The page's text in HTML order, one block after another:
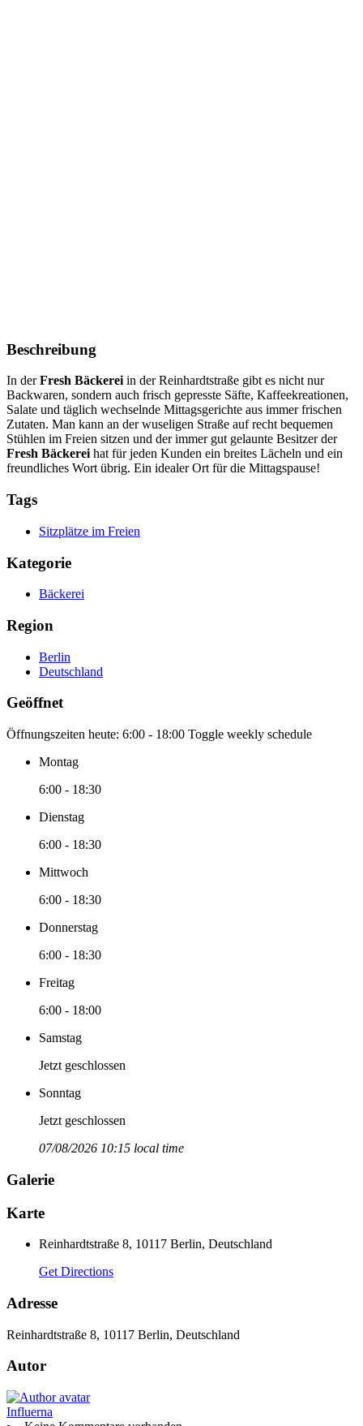
Beschreibung
In derFresh Bäckerei in der Reinhardtstraße gibt es nicht nur
Backwaren, sondern auch frisch gepresste Säfte, Kaffeekreationen,
Salate und täglich wechselnde Mittagsgerichte aus immer frischen
Zutaten. Man kann an der wuseligen Straße auf recht bequemen
Stühlen im Freien sitzen und der immer gut gelaunte Besitzer der
Fresh Bäckerei hat für jeden Kunden ein breites Lächeln und ein
freundliches Wort übrig. Ein idealer Ort für die Mittagspause!
Tags
Sitzplätze im Freien
Kategorie
Bäckerei
Region
Berlin
Deutschland
Geöffnet
Öffnungszeiten heute: 6:00 - 18:00 Toggle weekly schedule
Montag
6:00 - 18:30
Dienstag
6:00 - 18:30
Mittwoch
6:00 - 18:30
Donnerstag
6:00 - 18:30
Freitag
6:00 - 18:00
Samstag
Jetzt geschlossen
Sonntag
Jetzt geschlossen
07/08/2026 10:15 local time
Galerie
Karte
Reinhardtstraße 8, 10117 Berlin, Deutschland
Get Directions
Adresse
Reinhardtstraße 8, 10117 Berlin, Deutschland
Autor
Influerna